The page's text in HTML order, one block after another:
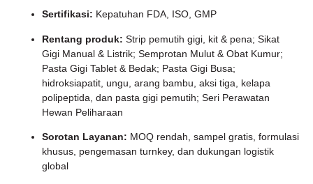
Sertifikasi: Kepatuhan FDA, ISO, GMP
Rentang produk: Strip pemutih gigi, kit & pena; Sikat
Gigi Manual & Listrik; Semprotan Mulut & Obat Kumur;
Pasta Gigi Tablet & Bedak; Pasta Gigi Busa;
hidroksiapatit, ungu, arang bambu, aksi tiga, kelapa
polipeptida, dan pasta gigi pemutih; Seri Perawatan
Hewan Peliharaan
Sorotan Layanan: MOQ rendah, sampel gratis, formulasi
khusus, pengemasan turnkey, dan dukungan logistik
global